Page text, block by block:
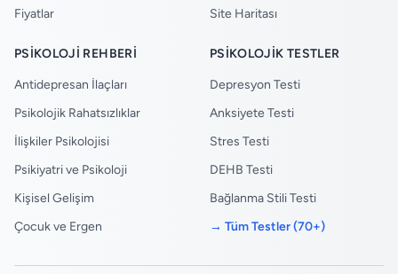
Fiyatlar
Site Haritası
PSIKOLOJI REHBERI
Antidepresan İlaçları
Psikolojik Rahatsızlıklar
İlişkiler Psikolojisi
Psikiyatri ve Psikoloji
Kişisel Gelişim
Çocuk ve Ergen
PSIKOLOJIK TESTLER
Depresyon Testi
Anksiyete Testi
Stres Testi
DEHB Testi
Bağlanma Stili Testi
→ Tüm Testler (70+)